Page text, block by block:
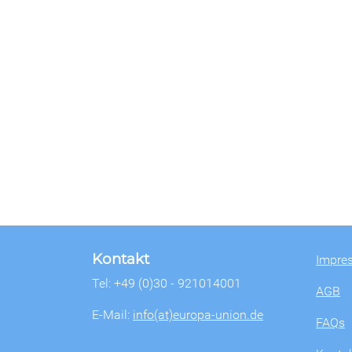
Kontakt
Tel: +49 (0)30 - 921014001
E-Mail: info(at)europa-union.de
AGB
FAQs